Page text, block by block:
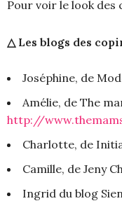
Pour voir le look des
△ Les blogs des
Joséphine, de
Amélie, de The
http://
Charlotte, de
Camille, de Jeny
Ingrid du blog